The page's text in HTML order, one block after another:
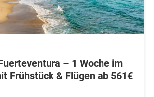
– 1 Woche im
Frühstück & Flügen ab 561€